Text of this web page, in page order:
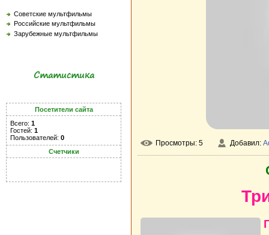
Советские мультфильмы
Российские мультфильмы
Зарубежные мультфильмы
Статистика
Посетители сайта
Всего: 1
Гостей: 1
Пользователей: 0
Счетчики
Просмотры: 5 Добавил: